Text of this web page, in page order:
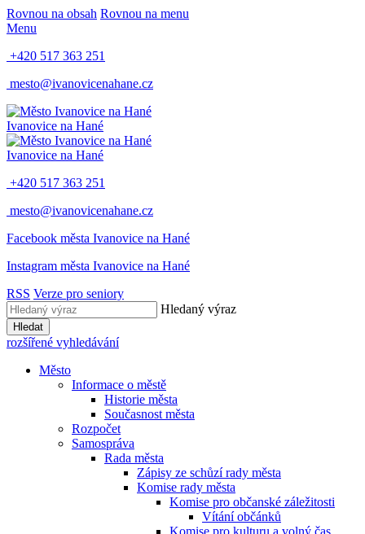
Rovnou na obsah Rovnou na menu
Menu
+420 517 363 251
mesto@ivanovicenahane.cz
Ivanovice na Hané
Ivanovice na Hané
+420 517 363 251
mesto@ivanovicenahane.cz
Facebook města Ivanovice na Hané
Instagram města Ivanovice na Hané
RSS Verze pro seniory
Hledaný výraz
Hledat
rozšířené vyhledávání
Město
Informace o městě
Historie města
Současnost města
Rozpočet
Samospráva
Rada města
Zápisy ze schůzí rady města
Komise rady města
Komise pro občanské záležitosti
Vítání občánků
Komise pro kulturu a volný čas